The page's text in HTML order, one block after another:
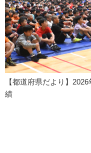
【都道府県だより】
績